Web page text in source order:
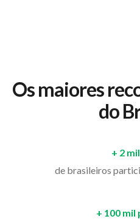
Os maiores
do
+ 2
de brasileiros
+ 100